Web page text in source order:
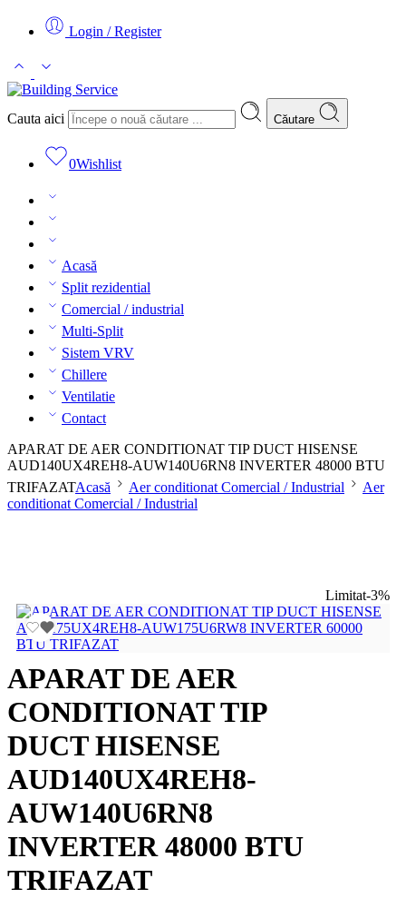
Login / Register
Cauta aici Căutare
0Wishlist
Acasă
Split rezidential
Comercial / industrial
Multi-Split
Sistem VRV
Chillere
Ventilatie
Contact
APARAT DE AER CONDITIONAT TIP DUCT HISENSE
AUD140UX4REH8-AUW140U6RN8 INVERTER 48000 BTU
TRIFAZATAcasă Aer conditionat Comercial / Industrial
Aer
conditionat Comercial / Industrial
-3%
Limitat
APARAT DE AER
CONDITIONAT TIP
DUCT HISENSE
AUD140UX4REH8-
AUW140U6RN8
INVERTER 48000 BTU
TRIFAZAT